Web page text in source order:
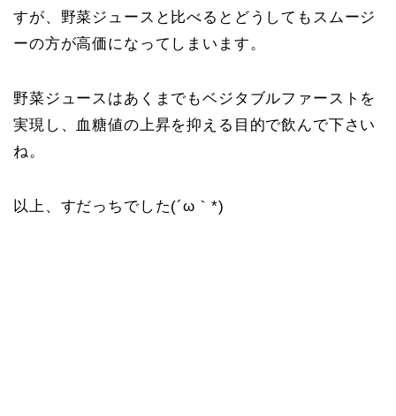
すが、野菜ジュースと比べるとどうしてもスムージ
ーの方が高価になってしまいます。
野菜ジュースはあくまでもベジタブルファーストを
実現し、血糖値の上昇を抑える目的で飲んで下さい
ね。
以上、すだっちでした(´ω｀*)